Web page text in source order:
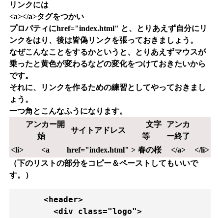
リンクには
<a></a>タグをつかい
プロパティにhref="index.html" と、とりあえず自分にリ
ンクをはり、後は皆偽リンクを張っておきましょう。
なぜこんなことをするかというと、とりあえずマウスが
乗ったと黄色が変わるなどの変化をつけておきたいから
です。
それに、リンクを作るための練習としてやっておきまし
ょう。
一つ角とこんなふうになります。
アンカー開
始
サイトアドレス
文字
等
アンカ
ー終了
<li>
<a href="index.html" > 春の桜 </a>
</li>
（下のリストの部分をコピー＆ペーストしてもいいで
す。）
      <header>
        <div class="logo">